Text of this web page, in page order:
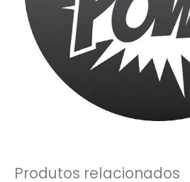
Produtos relacionados